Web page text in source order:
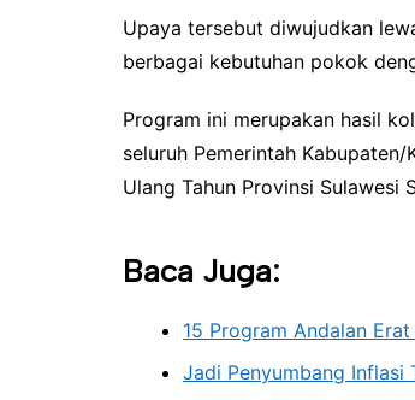
Upaya tersebut diwujudkan
berbagai kebutuhan pokok
Program ini merupakan hasil
seluruh Pemerintah
Ulang Tahun Provinsi Sulawesi
Baca Juga:
15 Program Andalan
Jadi Penyumbang Inflasi